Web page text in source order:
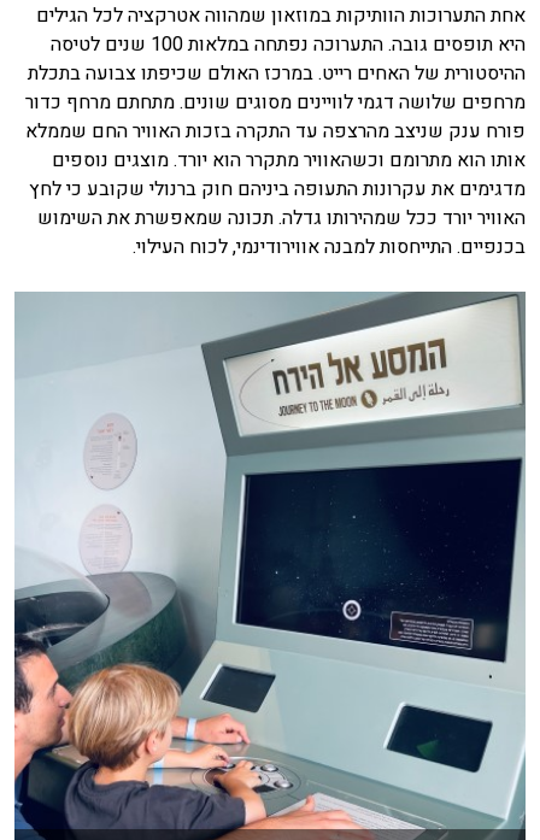
אחת התערוכות הוותיקות במוזאון שמהווה אטרקציה לכל הגילים
היא תופסים גובה. התערוכה נפתחה במלאות 100 שנים לטיסה
ההיסטורית של האחים רייט. במרכז האולם שכיפתו צבועה בתכלת
מרחפים שלושה דגמי לוויינים מסוגים שונים. מתחתם מרחף כדור
פורח ענק שניצב מהרצפה עד התקרה בזכות האוויר החם שממלא
אותו הוא מתרומם וכשהאוויר מתקרר הוא יורד. מוצגים נוספים
מדגימים את עקרונות התעופה ביניהם חוק ברנולי שקובע כי לחץ
האוויר יורד ככל שמהירותו גדלה. תכונה שמאפשרת את השימוש
בכנפיים. התייחסות למבנה אווירודינמי, לכוח העילוי.